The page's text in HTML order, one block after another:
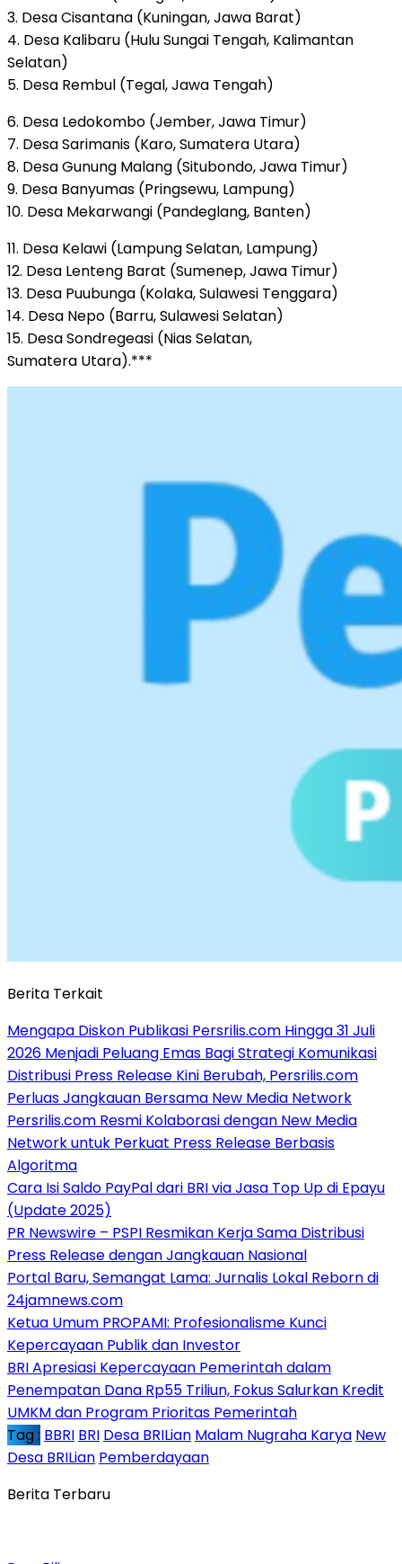
3. Desa Cisantana (Kuningan, Jawa Barat)
4. Desa Kalibaru (Hulu Sungai Tengah, Kalimantan
Selatan)
5. Desa Rembul (Tegal, Jawa Tengah)
6. Desa Ledokombo (Jember, Jawa Timur)
7. Desa Sarimanis (Karo, Sumatera Utara)
8. Desa Gunung Malang (Situbondo, Jawa Timur)
9. Desa Banyumas (Pringsewu, Lampung)
10. Desa Mekarwangi (Pandeglang, Banten)
11. Desa Kelawi (Lampung Selatan, Lampung)
12. Desa Lenteng Barat (Sumenep, Jawa Timur)
13. Desa Puubunga (Kolaka, Sulawesi Tenggara)
14. Desa Nepo (Barru, Sulawesi Selatan)
15. Desa Sondregeasi (Nias Selatan,
Sumatera Utara).***
Berita Terkait
Mengapa Diskon Publikasi Persrilis.com Hingga 31 Juli
2026 Menjadi Peluang Emas Bagi Strategi Komunikasi
Distribusi Press Release Kini Berubah, Persrilis.com
Perluas Jangkauan Bersama New Media Network
Persrilis.com Resmi Kolaborasi dengan New Media
Network untuk Perkuat Press Release Berbasis
Algoritma
Cara Isi Saldo PayPal dari BRI via Jasa Top Up di Epayu
(Update 2025)
PR Newswire – PSPI Resmikan Kerja Sama Distribusi
Press Release dengan Jangkauan Nasional
Portal Baru, Semangat Lama: Jurnalis Lokal Reborn di
24jamnews.com
Ketua Umum PROPAMI: Profesionalisme Kunci
Kepercayaan Publik dan Investor
BRI Apresiasi Kepercayaan Pemerintah dalam
Penempatan Dana Rp55 Triliun, Fokus Salurkan Kredit
UMKM dan Program Prioritas Pemerintah
Tag : BBRI BRI Desa BRILian Malam Nugraha Karya New
Desa BRILian Pemberdayaan
Berita Terbaru